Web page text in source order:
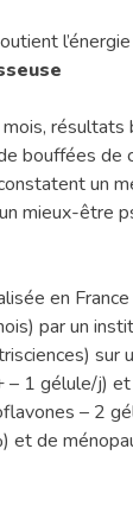
résultats
bouffées de
un
mieux-être
en
par un
sur
– 1 gélule/j)
– 2
et de